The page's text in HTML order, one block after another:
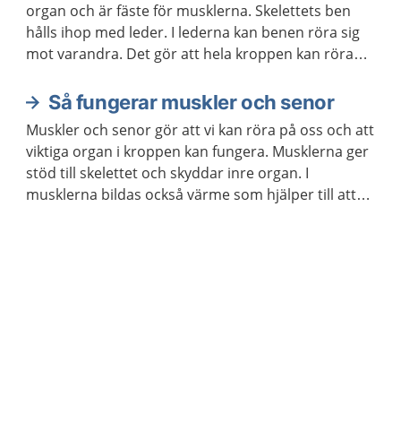
organ och är fäste för musklerna. Skelettets ben
hålls ihop med leder. I lederna kan benen röra sig
mot varandra. Det gör att hela kroppen kan röra
Så fungerar muskler och senor
Muskler och senor gör att vi kan röra på oss och att
viktiga organ i kroppen kan fungera. Musklerna ger
stöd till skelettet och skyddar inre organ. I
musklerna bildas också värme som hjälper till att